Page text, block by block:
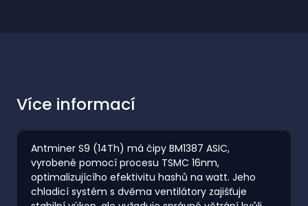
Více informací
Antminer S9 (14Th) má čipy BM1387 ASIC,
vyrobené pomocí procesu TSMC 16nm,
optimalizujícího efektivitu hashů na watt. Jeho
chladicí systém s dvěma ventilátory zajišťuje